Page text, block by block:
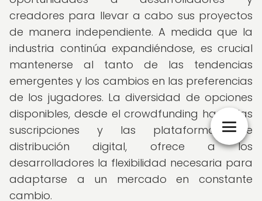
creadores para llevar a cabo sus proyectos
de manera independiente. A medida que la
industria continúa expandiéndose, es crucial
mantenerse al tanto de las tendencias
emergentes y los cambios en las preferencias
de los jugadores. La diversidad de opciones
disponibles, desde el crowdfunding hasta las
suscripciones y las plataformas de
distribución digital, ofrece a los
desarrolladores la flexibilidad necesaria para
adaptarse a un mercado en constante
cambio.